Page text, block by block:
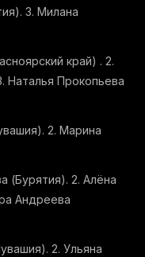
3. Милана
край) . 2.
Наталья Прокопьева
2. Марина
(Бурятия). 2. Алёна
Андреева
2. Ульяна